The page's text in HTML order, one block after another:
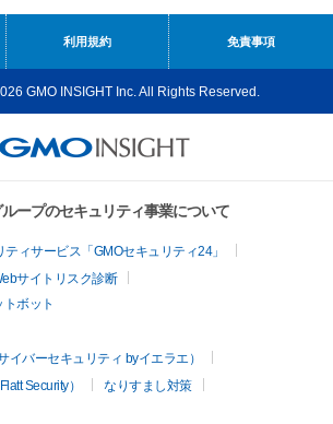
利用規約 免責事項
GMO INSIGHT Inc. All Rights Reserved.
ープのセキュリティ事業について
ィサービス「GMOセキュリティ24」
サイトリスク診断
ボット
イバーセキュリティ byイエラエ）
Security）
なりすまし対策